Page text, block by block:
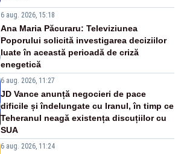
6 aug. 2026, 15:18
Ana Maria Păcuraru: Televiziunea
Poporului solicită investigarea deciziilor
luate în această perioadă de criză
enegetică
6 aug. 2026, 11:27
JD Vance anunță negocieri de pace
dificile și îndelungate cu Iranul, în timp ce
Teheranul neagă existența discuțiilor cu
SUA
6 aug. 2026, 11:24